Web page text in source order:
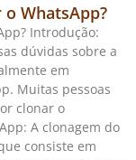
WhatsApp?
Introdução:
dúvidas sobre a
em
Muitas pessoas
clonar o
A clonagem do
consiste em